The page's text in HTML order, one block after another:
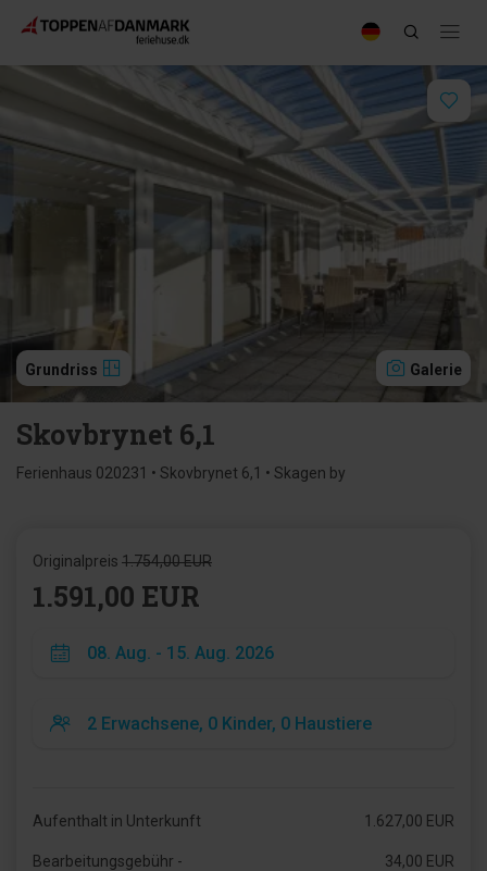
Grundriss Galerie
Skovbrynet 6,1
Ferienhaus 020231 • Skovbrynet 6,1 • Skagen by
Originalpreis 1.754,00 EUR
1.591,00 EUR
Aufenthalt in Unterkunft 1.627,00 EUR
Bearbeitungsgebühr -
34,00 EUR